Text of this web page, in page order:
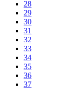
28
29
30
31
32
33
34
35
36
37